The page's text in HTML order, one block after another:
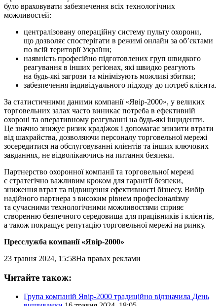
було враховувати забезпечення всіх технологічних
можливостей:
централізовану операційну систему пульту охорони,
що дозволяє спостерігати в режимі онлайн за об’єктами
по всій території України;
наявність професійно підготовлених груп швидкого
реагування в інших регіонах, які швидко реагують
на будь-які загрози та мінімізують можливі збитки;
забезпечення індивідуального підходу до потреб клієнта.
За статистичними даними компанії «Явір-2000», у великих
торговельних залах часто виникає потреба в ефективній
охороні та оперативному реагуванні на будь-які інциденти.
Це значно знижує ризик крадіжок і допомагає знизити втрати
від шахрайства, дозволяючи персоналу торговельної мережі
зосередитися на обслуговуванні клієнтів та інших ключових
завданнях, не відволікаючись на питання безпеки.
Партнерство охоронної компанії та торговельної мережі
є стратегічно важливим кроком для гарантії безпеки,
зниження втрат та підвищення ефективності бізнесу. Вибір
надійного партнера з високим рівнем професіоналізму
та сучасними технологічними можливостями сприяє
створенню безпечного середовища для працівників і клієнтів,
а також покращує репутацію торговельної мережі на ринку.
Пресслужба компанії «Явір-2000»
23 травня 2024, 15:58На правах реклами
Читайте також:
Група компаній Явір-2000 традиційно відзначила День